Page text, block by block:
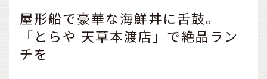
屋形船で豪華な海鮮丼に舌鼓。
「とらや 天草本渡店」で絶品ラン
チを